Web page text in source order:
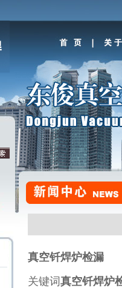
真空钎焊炉检漏
关键词 真空钎焊炉